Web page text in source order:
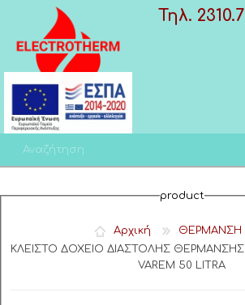
Τηλ.
(0)
product
Αρχική
ΘΕΡΜΑΝΣΗ
ΚΛΕΙΣΤΟ ΔΟΧΕΙΟ ΔΙΑΣΤΟΛΗΣ
VAREM 50 LITRA